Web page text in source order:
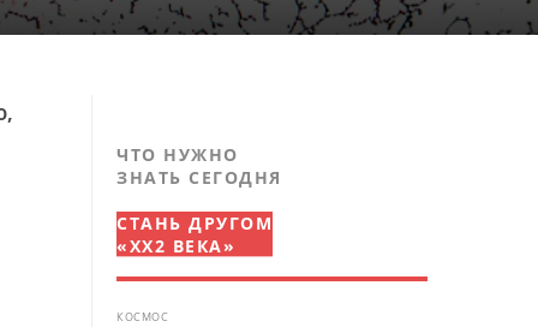
ЧТО НУЖНО
ЗНАТЬ СЕГОДНЯ
СТАНЬ ДРУГОМ
«XX2 ВЕКА»
КОСМОС